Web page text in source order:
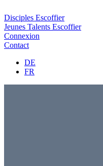
Disciples Escoffier
Jeunes Talents Escoffier
Connexion
Contact
DE
FR